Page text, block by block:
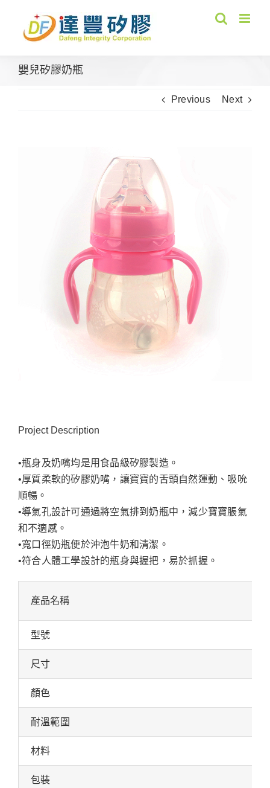
content
嬰兒矽膠奶瓶
Previous Next
Project Description
•瓶身及奶嘴均是用食品級矽膠製造。
•厚質柔軟的矽膠奶嘴，讓寶寶的舌頭自然運動、吸吮
順暢。
•導氣孔設計可通過將空氣排到奶瓶中，減少寶寶脹氣
和不適感。
•寬口徑奶瓶便於沖泡牛奶和清潔。
•符合人體工學設計的瓶身與握把，易於抓握。
產品名稱
型號
尺寸
顏色
耐溫範圍
材料
包裝